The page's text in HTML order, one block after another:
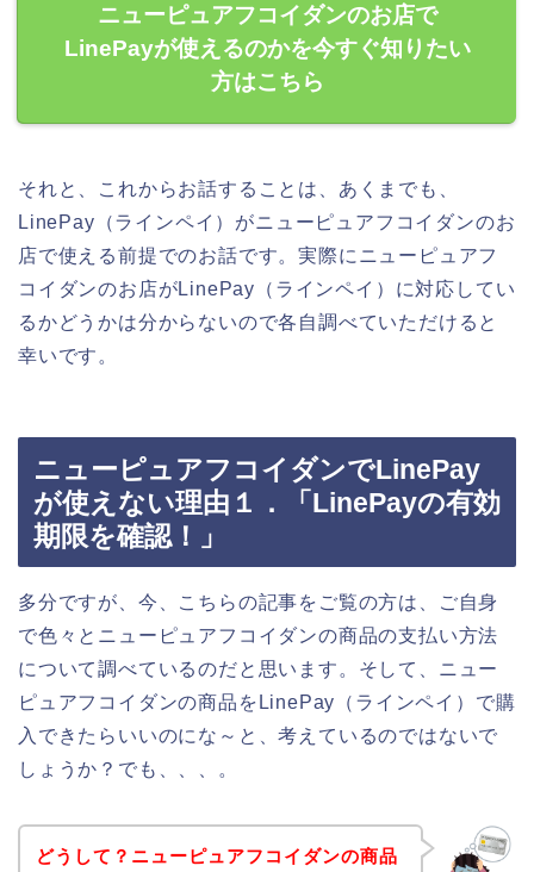
ニューピュアフコイダンのお店で
LinePayが使えるのかを今すぐ知りたい
方はこちら
それと、これからお話することは、あくまでも、
LinePay（ラインペイ）がニューピュアフコイダンのお
店で使える前提でのお話です。実際にニューピュアフ
コイダンのお店がLinePay（ラインペイ）に対応してい
るかどうかは分からないので各自調べていただけると
幸いです。
ニューピュアフコイダンでLinePay
が使えない理由１．「LinePayの有効
期限を確認！」
多分ですが、今、こちらの記事をご覧の方は、ご自身
で色々とニューピュアフコイダンの商品の支払い方法
について調べているのだと思います。そして、ニュー
ピュアフコイダンの商品をLinePay（ラインペイ）で購
入できたらいいのにな～と、考えているのではないで
しょうか？でも、、、。
どうして？ニューピュアフコイダンの商品